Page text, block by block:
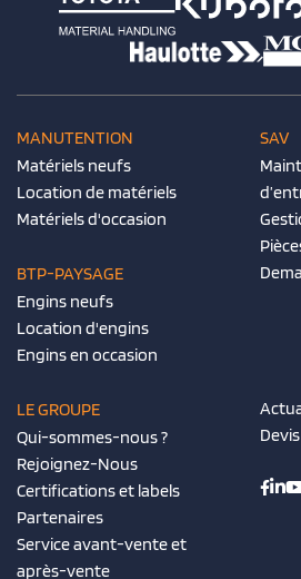
MANUTENTION
Matériels neufs
Location de matériels
Matériels d'occasion
BTP-PAYSAGE
Engins neufs
Location d'engins
Engins en occasion
SAV
LE GROUPE
Qui-sommes-nous ?
Rejoignez-Nous
Certifications et labels
Partenaires
Service avant-vente et
après-vente